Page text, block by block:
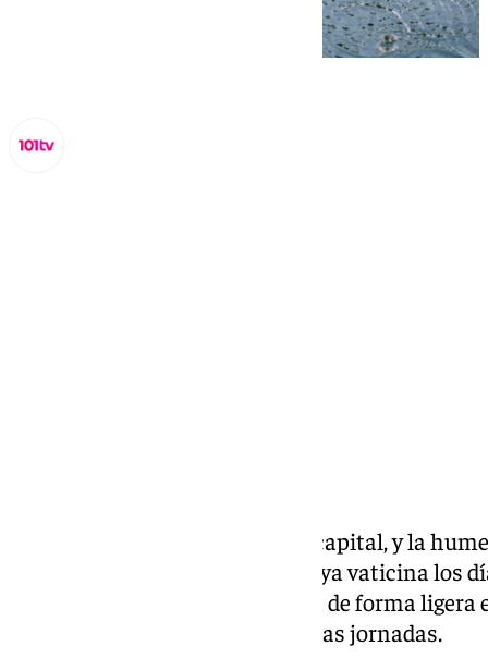
El cielo vuelve a nublarse en la capital, y la
primera hora de este miércoles ya vaticina los
precipitaciones llegan a Málaga de forma
van a abandonar en unas cuantas jornadas.